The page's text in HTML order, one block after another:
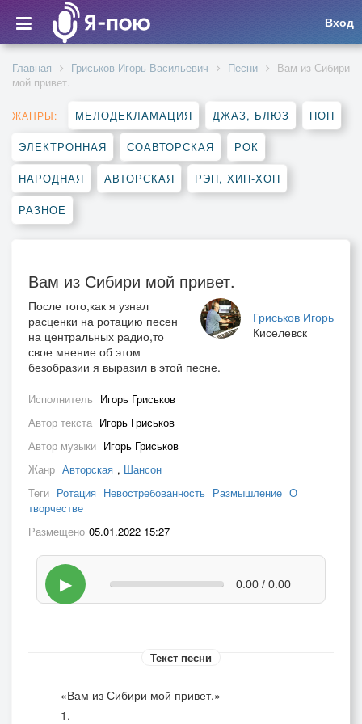
Вход
Главная Гриськов Игорь Васильевич Песни
Вам из Сибири
мой привет.
ЖАНРЫ: МЕЛОДЕКЛАМАЦИЯ ДЖАЗ, БЛЮЗ ПОП
ЭЛЕКТРОННАЯ СОАВТОРСКАЯ РОК
НАРОДНАЯ АВТОРСКАЯ РЭП, ХИП-ХОП
РАЗНОЕ
Вам из Сибири мой привет.
Гриськов Игорь
Киселевск
После того,как я узнал
расценки на ротацию песен
на центральных радио,то
свое мнение об этом
безобразии я выразил в этой песне.
Исполнитель Игорь Гриськов
Автор текста Игорь Гриськов
Автор музыки Игорь Гриськов
Жанр Авторская , Шансон
Теги Ротация Невостребованность Размышление О
творчестве
Размещено 05.01.2022 15:27
▶ 0:00 / 0:00
Текст песни
«Вам из Сибири мой привет.»
1.